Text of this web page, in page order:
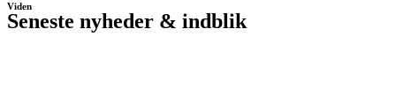
Viden
Seneste nyheder & indblik